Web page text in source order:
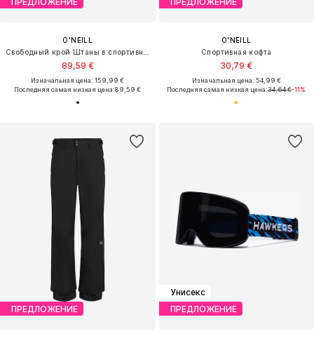
O'NEILL
89,59 €
Изначальная цена: 159,99 €
Последняя самая низкая цена:89,59 €
O'NEILL
Спортивная кофта
30,79 €
Изначальная цена: 54,99 €
Последняя самая низкая цена:34,64 €-11%
ПРЕДЛОЖЕНИЕ
Унисекс
ПРЕДЛОЖЕНИЕ